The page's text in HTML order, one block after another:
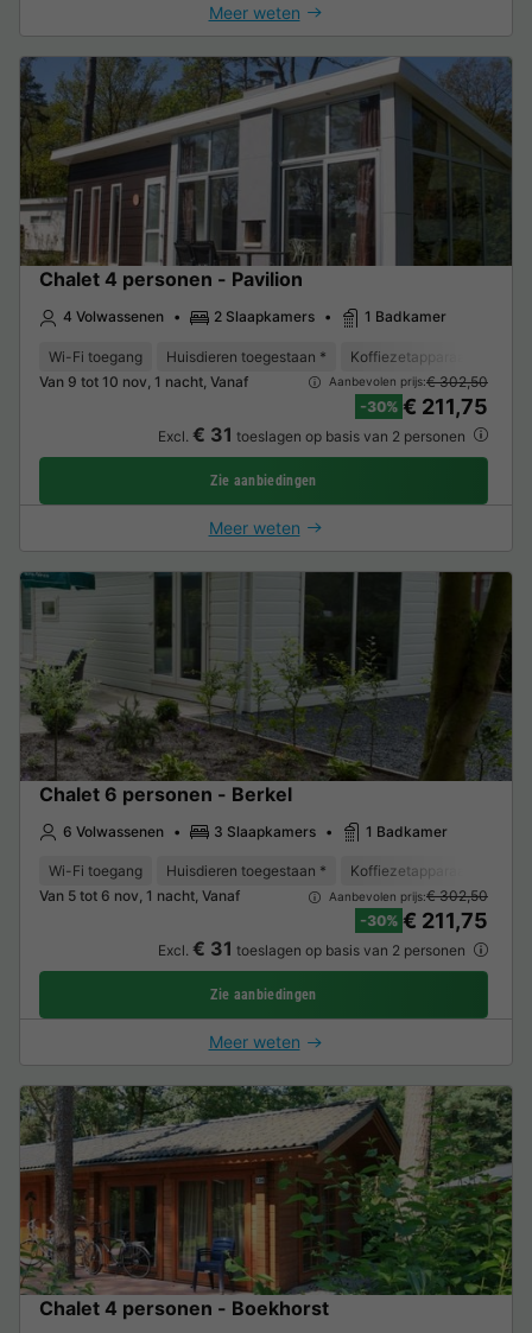
Meer weten
Chalet 4 personen - Pavilion
4 Volwassenen 2 Slaapkamers 1 Badkamer
Wi-Fi toegang Huisdieren toegestaan * Koffiezetapparaat
Van 9 tot 10 nov, 1 nacht, Vanaf
Aanbevolen prijs:€ 302,50
-30% € 211,75
Excl. € 31 toeslagen op basis van 2 personen
Zie aanbiedingen
Meer weten
Chalet 6 personen - Berkel
6 Volwassenen 3 Slaapkamers 1 Badkamer
Wi-Fi toegang Huisdieren toegestaan * Koffiezetapparaat
Van 5 tot 6 nov, 1 nacht, Vanaf
Aanbevolen prijs:€ 302,50
-30% € 211,75
Excl. € 31 toeslagen op basis van 2 personen
Zie aanbiedingen
Meer weten
Chalet 4 personen - Boekhorst